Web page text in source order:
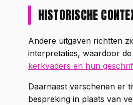
HISTORISCHE
Andere uitgaven richtten
interpretaties, waardoor
kerkvaders en hun
Daarnaast verschenen er
bespreking in plaats van